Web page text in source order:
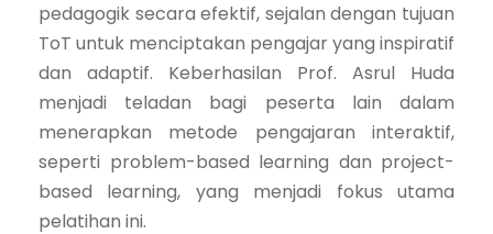
pedagogik secara efektif, sejalan dengan tujuan
ToT untuk menciptakan pengajar yang inspiratif
dan adaptif. Keberhasilan Prof. Asrul Huda
menjadi teladan bagi peserta lain dalam
menerapkan metode pengajaran interaktif,
seperti problem-based learning dan project-
based learning, yang menjadi fokus utama
pelatihan ini.